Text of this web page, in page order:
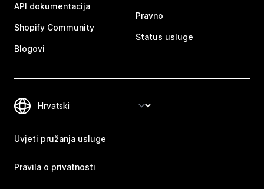
API dokumentacija
Shopify Community
Blogovi
Pravno
Status usluge
Uvjeti pružanja usluge
Pravila o privatnosti